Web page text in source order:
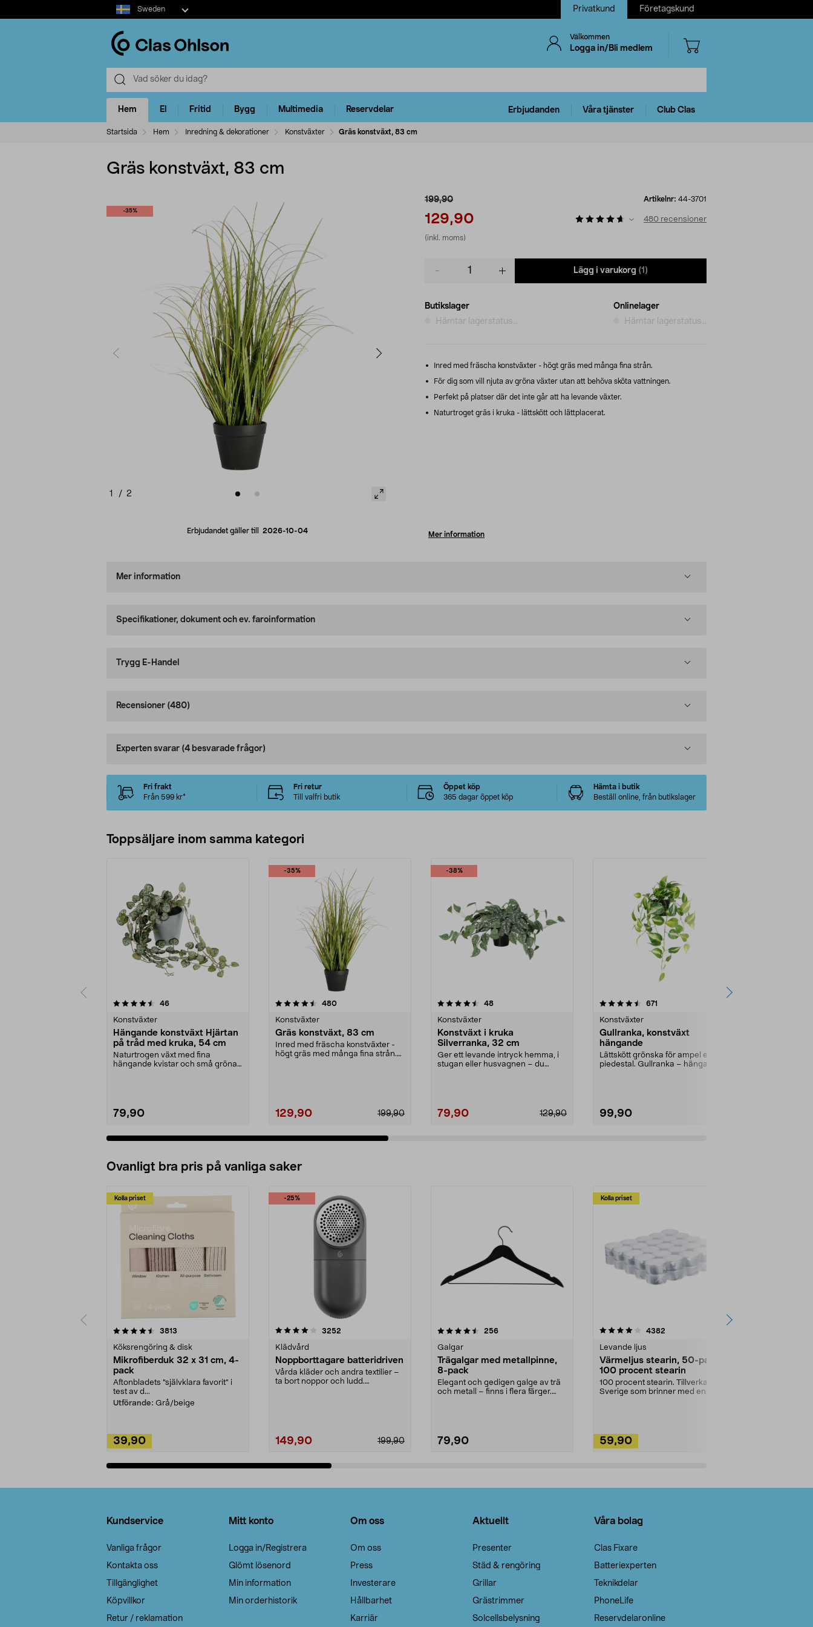
Select
market
Sweden Privatkund Företagskund
Välkommen
Logga in/Bli medlem
Hem El Fritid Bygg Multimedia Reservdelar Erbjudanden Våra tjänster Club Clas
Startsida Hem Inredning & dekorationer Konstväxter Gräs konstväxt, 83 cm
Gräs konstväxt, 83 cm
-35%
1 / 2
Erbjudandet gäller till 2026-10-04
199,90
129,90
(inkl. moms)
Artikelnr: 44-3701
480 recensioner
Lägg i varukorg (1)
Butikslager
Hämtar lagerstatus...
Onlinelager
Hämtar lagerstatus...
Inred med fräscha konstväxter - högt gräs med många fina strån.
För dig som vill njuta av gröna växter utan att behöva sköta vattningen.
Perfekt på platser där det inte går att ha levande växter.
Naturtroget gräs i kruka - lättskött och lättplacerat.
Mer information
Mer information
Specifikationer, dokument och ev. faroinformation
Trygg E-Handel
Recensioner (480)
Experten svarar (4 besvarade frågor)
Fri frakt
Från 599 kr*
Fri retur
Till valfri butik
Öppet köp
365 dagar öppet köp
Hämta i butik
Beställ online, från butikslager
Toppsäljare inom samma kategori
46recensioner
Konstväxter
Hängande konstväxt Hjärtan
på tråd med kruka, 54 cm
Naturtrogen växt med fina
hängande kvistar och små gröna
79,90
-35%
4.5 av 5 stjärnor 480recensioner
Konstväxter
Gräs konstväxt, 83 cm
Inred med fräscha konstväxter -
högt gräs med många fina strån.
129,90 199,90
-38%
4.5 av 5 stjärnor 48recensioner
Konstväxter
Konstväxt i kruka
Silverranka, 32 cm
Ger ett levande intryck hemma, i
stugan eller husvagnen – du
79,90 129,90
4.5 av 5 stjärnor 671
Konstväxter
Gullranka, konstväxt
hängande
Lättskött grönska för ampel eller
piedestal. Gullranka – hängande
99,90
5.0 av 5 stjärnor
Ovanligt bra pris på vanliga saker
Kolla priset
3813
Köksrengöring & disk
Mikrofiberduk 32 x 31 cm, 4-
pack
Aftonbladets "självklara favorit” i
test av d...
Utförande: Grå/beige
39,90
-25%
4.0av 5 stjärnor 3252
Klädvård
Noppborttagare batteridriven
Vårda kläder och andra textilier –
ta bort noppor och ludd.
199,90
149,90
4.5av 5 stjärnor 256recensioner
Galgar
Trägalgar med metallpinne,
8-pack
Elegant och gedigen galge av trä
och metall – finns i flera färger.
79,90
Kolla priset
4.0av 5 stjärnor 4382
Levande ljus
Värmeljus stearin, 50-pack,
100 procent stearin
100 procent stearin. Tillverkade i
Sverige som brinner med en
59,90
4.5av 5 stjärnor
Kundservice
Vanliga frågor
Kontakta oss
Tillgänglighet
Köpvillkor
Retur / reklamation
Mitt konto
Logga in/Registrera
Glömt lösenord
Min information
Min orderhistorik
Om oss
Om oss
Press
Investerare
Hållbarhet
Karriär
Aktuellt
Presenter
Städ & rengöring
Grillar
Grästrimmer
Solcellsbelysning
Våra bolag
Clas Fixare
Batteriexperten
Teknikdelar
PhoneLife
Reservdelaronline